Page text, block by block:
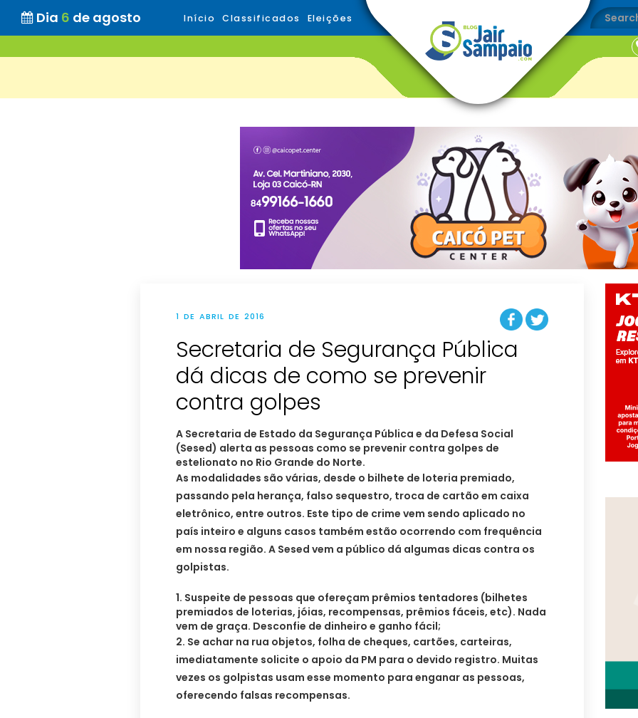
Dia 6 de agosto Início Classificados Eleições
1 DE ABRIL DE 2016
Secretaria de Segurança Pública
dá dicas de como se prevenir
contra golpes
A Secretaria de Estado da Segurança Pública e da Defesa Social
(Sesed) alerta as pessoas como se prevenir contra golpes de
estelionato no Rio Grande do Norte.
As modalidades são várias, desde o bilhete de loteria premiado,
passando pela herança, falso sequestro, troca de cartão em caixa
eletrônico, entre outros. Este tipo de crime vem sendo aplicado no
país inteiro e alguns casos também estão ocorrendo com frequência
em nossa região. A Sesed vem a público dá algumas dicas contra os
golpistas.
1. Suspeite de pessoas que ofereçam prêmios tentadores (bilhetes
premiados de loterias, jóias, recompensas, prêmios fáceis, etc). Nada
vem de graça. Desconfie de dinheiro e ganho fácil;
2. Se achar na rua objetos, folha de cheques, cartões, carteiras,
imediatamente solicite o apoio da PM para o devido registro. Muitas
vezes os golpistas usam esse momento para enganar as pessoas,
oferecendo falsas recompensas.